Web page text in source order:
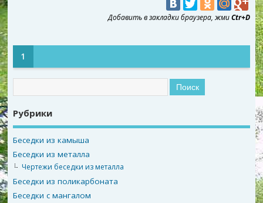
Добавить в закладки браузера, жмиCtr+D
1
Рубрики
Беседки из камыша
Беседки из металла
Чертежи беседки из металла
Беседки из поликарбоната
Беседки с мангалом